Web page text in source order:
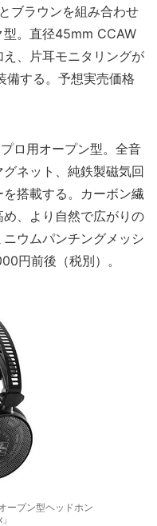
ブラウンを組み合わせ
型。直径45mm CCAW
、片耳モニタリングが
備する。予想実売価格
ロ用オープン型。全音
ネット、純鉄製磁気回
搭載する。カーボン繊
、より自然で広がりの
ウムパンチングメッシ
円前後（税別）。
ープン型ヘッドホン